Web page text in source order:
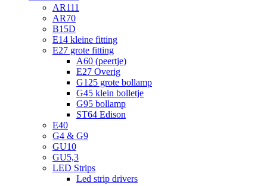
AR111
AR70
B15D
E14 kleine fitting
E27 grote fitting
A60 (peertje)
E27 Overig
G125 grote bollamp
G45 klein bolletje
G95 bollamp
ST64 Edison
E40
G4 & G9
GU10
GU5,3
LED Strips
Led strip drivers